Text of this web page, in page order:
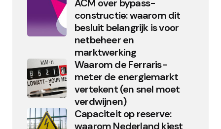
ACM over bypass-
constructie: waarom dit
besluit belangrijk is voor
netbeheer en
marktwerking
Waarom de Ferraris-
meter de energiemarkt
vertekent (en snel moet
verdwijnen)
Capaciteit op reserve:
waarom Nederland kiest